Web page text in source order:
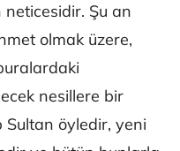
neticesidir. Şu an
olmak üzere,
nesillere bir
Sultan öyledir, yeni